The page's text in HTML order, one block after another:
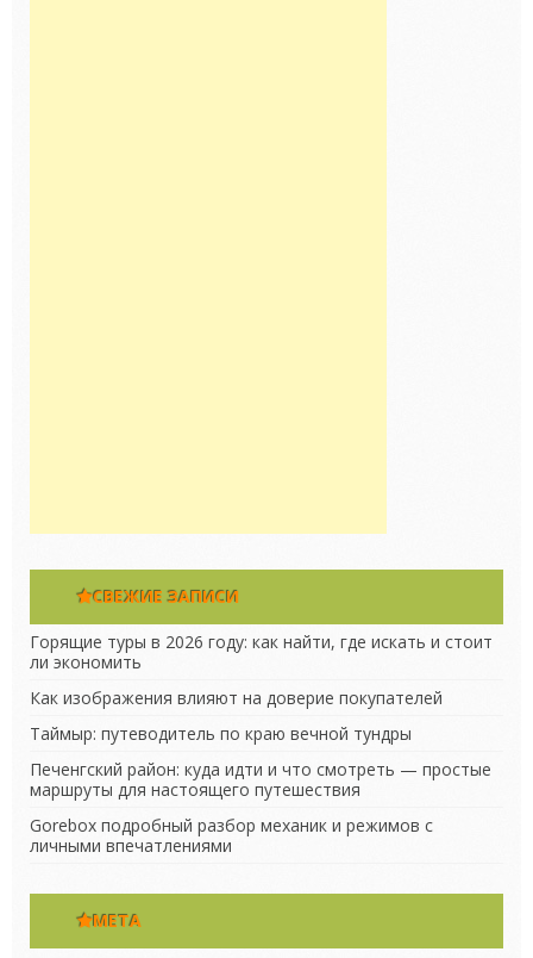
СВЕЖИЕ ЗАПИСИ
Горящие туры в 2026 году: как найти, где искать и стоит
ли экономить
Как изображения влияют на доверие покупателей
Таймыр: путеводитель по краю вечной тундры
Печенгский район: куда идти и что смотреть — простые
маршруты для настоящего путешествия
Gorebox подробный разбор механик и режимов с
личными впечатлениями
МЕТА